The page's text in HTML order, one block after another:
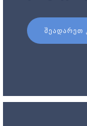
ᲨᲔᲐᲓᲐᲠᲔᲗ